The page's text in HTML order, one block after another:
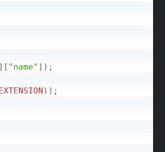
] [ "name" ] ) ;
) ) ;